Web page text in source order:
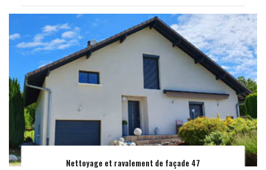
Nettoyage et ravalement de façade 47